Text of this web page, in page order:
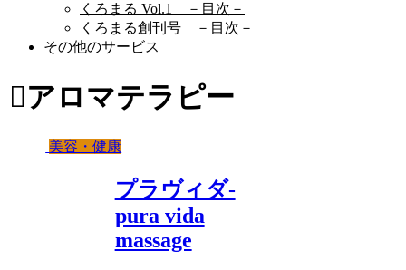
くろまる Vol.1 －目次－
くろまる創刊号 －目次－
その他のサービス
アロマテラピー
美容・健康
プラヴィダ-
pura vida
massage